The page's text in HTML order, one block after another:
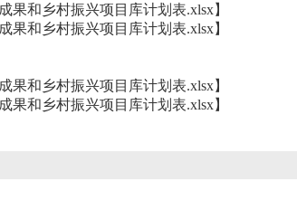
果和乡村振兴项目库计划表.xlsx】
果和乡村振兴项目库计划表.xlsx】
果和乡村振兴项目库计划表.xlsx】
果和乡村振兴项目库计划表.xlsx】